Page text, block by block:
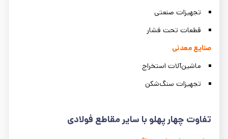
تجهیزات صنعتی
قطعات تحت فشار
صنایع معدنی
ماشین‌آلات استخراج
تجهیزات سنگ‌شکن
تفاوت چهار پهلو با سایر مقاطع فولادی